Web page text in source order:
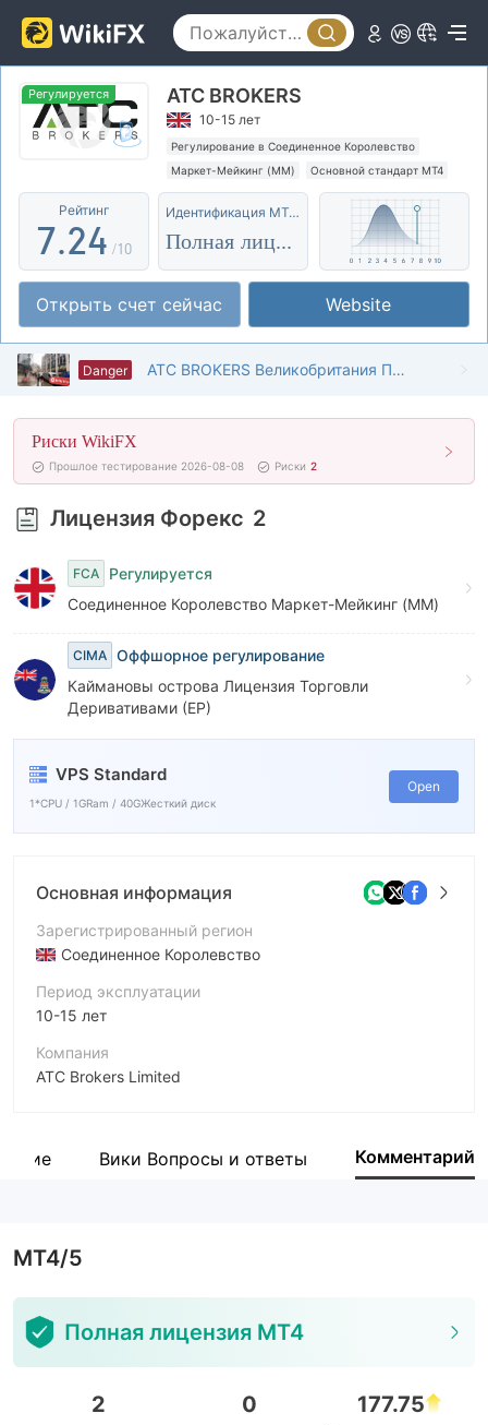
Регулируется ATC BROKERS
10-15 лет
Регулирование в Соединенное Королевство
Маркет-Мейкинг (MM)
Основной стандарт MT4
Региональный трейдер
Высокие потенциальные риски
Оффшорное регулирование
Рейтинг
2
3
4
5
6
7
8
9
.
0
1
2
3
4
5
6
7
8
0
1
2
3
4
5
6
7
8
9
/10
Идентификация MT4/5
Полная лицензия
Открыть счет сейчас Website
Danger ATC BROKERS Великобритания Проверено: Физическое присутствие не обнаружено
Риски WikiFX
Прошлое тестирование 2026-08-08 Риски 2
Лицензия Форекс 2
FCA
Регулируется
Соединенное Королевство Маркет-Мейкинг (MM)
CIMA Оффшорное регулирование
Каймановы острова Лицензия Торговли
Деривативами (EP)
VPS Standard
1*CPU / 1GRam / 40GЖесткий диск
Open
Основная информация
Зарегистрированный регион
Соединенное Королевство
Период эксплуатации
10-15 лет
Компания
ATC Brokers Limited
Сотрудник компании
Вики Вопросы и ответы Комментарий
MT4/5
Полная лицензия MT4
2 0 177.75